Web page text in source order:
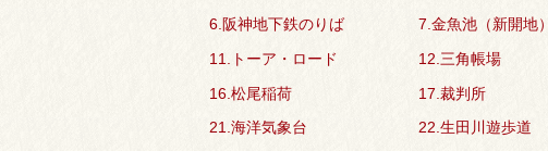
6.阪神地下鉄のりば
7.金魚池（新開地）
11.トーア・ロード
12.三角帳場
16.松尾稲荷
17.裁判所
21.海洋気象台
22.生田川遊歩道